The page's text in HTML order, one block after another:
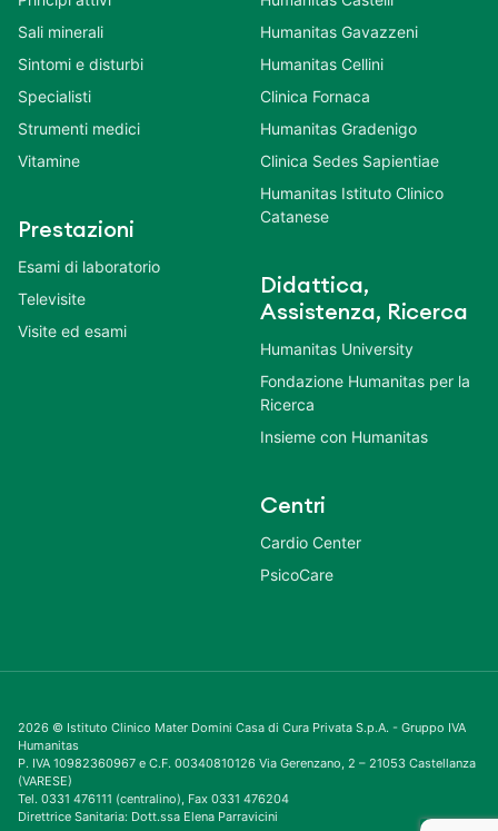
Sali minerali
Sintomi e disturbi
Specialisti
Strumenti medici
Vitamine
Prestazioni
Esami di laboratorio
Televisite
Visite ed esami
Humanitas Gavazzeni
Humanitas Cellini
Clinica Fornaca
Humanitas Gradenigo
Clinica Sedes Sapientiae
Humanitas Istituto Clinico
Catanese
Didattica,
Assistenza, Ricerca
Humanitas University
Fondazione Humanitas per la
Ricerca
Insieme con Humanitas
Centri
Cardio Center
PsicoCare
2026 © Istituto Clinico Mater Domini Casa di Cura Privata S.p.A. - Gruppo IVA
Humanitas
P. IVA 10982360967 e C.F. 00340810126 Via Gerenzano, 2 – 21053 Castellanza
(VARESE)
Tel. 0331 476111 (centralino), Fax 0331 476204
Direttrice Sanitaria: Dott.ssa Elena Parravicini